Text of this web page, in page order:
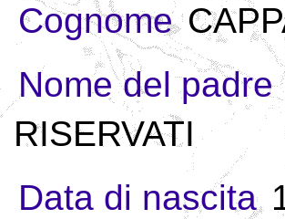
Cognome
Nome del padre
RISERVATI
Data di nascita